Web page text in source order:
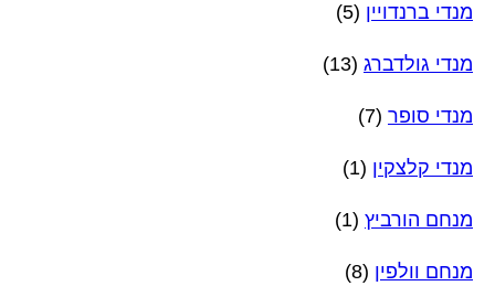
מנדי ברנדויין (5)
מנדי גולדברג (13)
מנדי סופר (7)
מנדי קלצקין (1)
מנחם הורביץ (1)
מנחם וולפין (8)